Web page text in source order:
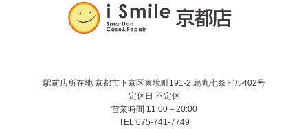
駅前店所在地 京都市下京区東境町191-2 烏丸七条ビル402号
定休日 不定休
営業時間 11:00～20:00
TEL:075-741-7749